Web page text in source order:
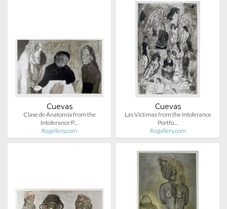
Cuevas
Clase de Anatomia from the
Intolerance P…
Rogallery.com
Cuevas
Las Victimas from the Intolerance
Portfo…
Rogallery.com